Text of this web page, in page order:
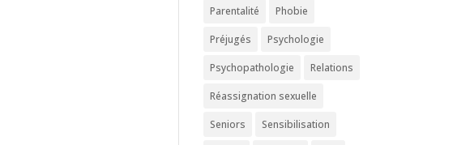
Parentalité Phobie
Préjugés Psychologie
Psychopathologie Relations
Réassignation sexuelle
Seniors Sensibilisation